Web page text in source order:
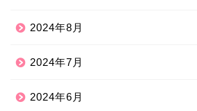
2024年8月
2024年7月
2024年6月